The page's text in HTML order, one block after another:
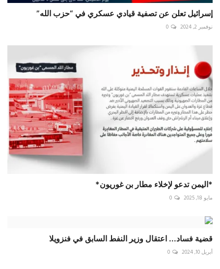
إسرائيل تعلن عن تصفية قيادي عسكري في “حزب الله”
نوفمبر 2, 2024 0
*اليمن تدعو لإخلاء مطار بن غوريون*
مايو 18, 2025 0
قضية فساد... اعتقال وزير النفط السابق في فنزويلا
أبريل 10, 2024 0